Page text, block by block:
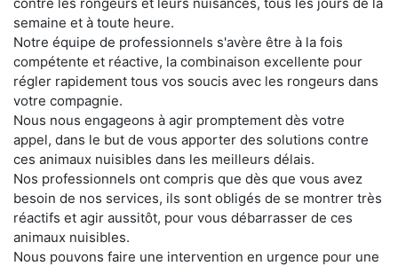
semaine et à toute heure.
Notre équipe de professionnels s'avère être à la fois
compétente et réactive, la combinaison excellente pour
régler rapidement tous vos soucis avec les rongeurs dans
votre compagnie.
Nous nous engageons à agir promptement dès votre
appel, dans le but de vous apporter des solutions contre
ces animaux nuisibles dans les meilleurs délais.
Nos professionnels ont compris que dès que vous avez
besoin de nos services, ils sont obligés de se montrer très
réactifs et agir aussitôt, pour vous débarrasser de ces
animaux nuisibles.
Nous pouvons faire une intervention en urgence pour une